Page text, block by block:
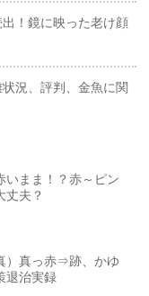
！鏡に映った老け顔
況、評判、金魚に関
いまま！？赤～ピン
丈夫？
）真っ赤⇒跡、かゆ
退治実録